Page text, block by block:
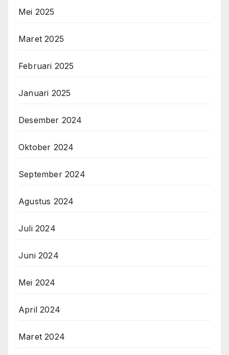
Mei 2025
Maret 2025
Februari 2025
Januari 2025
Desember 2024
Oktober 2024
September 2024
Agustus 2024
Juli 2024
Juni 2024
Mei 2024
April 2024
Maret 2024